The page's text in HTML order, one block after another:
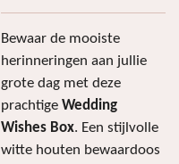
Bewaar de mooiste
herinneringen aan jullie
grote dag met deze
prachtige Wedding
Wishes Box. Een stijlvolle
witte houten bewaardoos